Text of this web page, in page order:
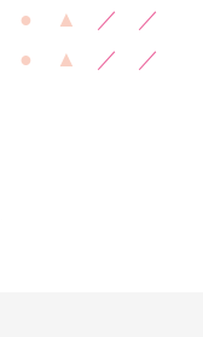
● ▲ ／
／
● ▲ ／ ／